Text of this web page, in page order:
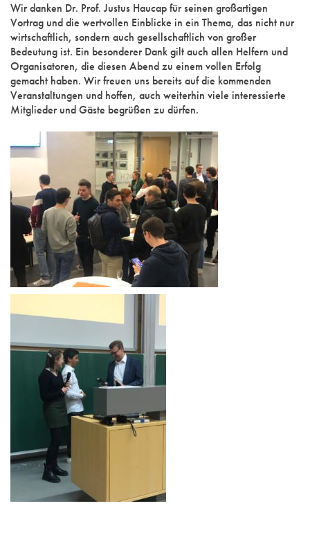
Wir danken Dr. Prof. Justus Haucap für seinen großartigen
Vortrag und die wertvollen Einblicke in ein Thema, das nicht nur
wirtschaftlich, sondern auch gesellschaftlich von großer
Bedeutung ist. Ein besonderer Dank gilt auch allen Helfern und
Organisatoren, die diesen Abend zu einem vollen Erfolg
gemacht haben. Wir freuen uns bereits auf die kommenden
Veranstaltungen und hoffen, auch weiterhin viele interessierte
Mitglieder und Gäste begrüßen zu dürfen.